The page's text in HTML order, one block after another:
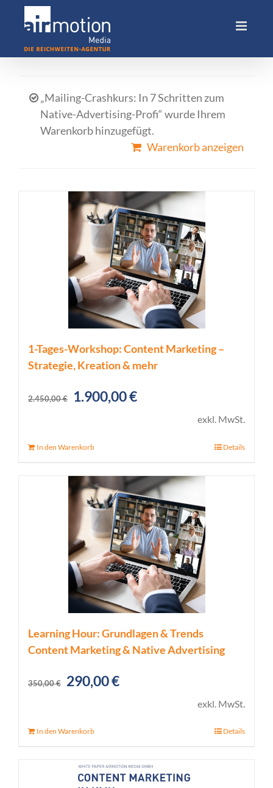
„Mailing-Crashkurs: In 7 Schritten zum
Native-Advertising-Profi“ wurde Ihrem
Warenkorb hinzugefügt.
Warenkorb anzeigen
1-Tages-Workshop: Content Marketing –
Strategie, Kreation & mehr
2.450,00€
Ursprünglicher
1.900,00€Aktueller
exkl. MwSt.
In den Warenkorb Details
Learning Hour: Grundlagen & Trends
Content Marketing & Native Advertising
350,00€
Ursprünglicher
290,00€Aktueller
exkl. MwSt.
In den Warenkorb Details